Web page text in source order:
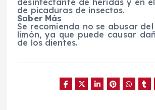
de picaduras de insectos.
Saber Más
Se recomienda no se abusar
limón, ya que puede causar
de los dientes.